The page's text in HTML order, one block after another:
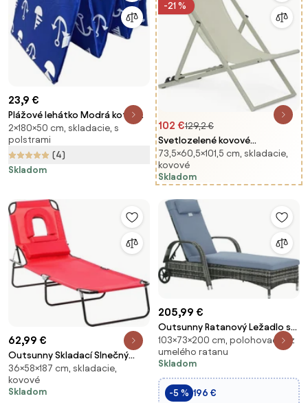
23,9 €
Plážové lehátko Modrá kotva
Tiahome
2×180×50 cm, skladacie, s
polstrami
(4)
Skladom
-21 %
102 €129,2 €
Svetlozelené kovové
polohovacie/skladacie
záhradné ležadlo Taylor –
Bizzotto
73,5×60,5×101,5 cm, skladacie,
kovové
Skladom
62,99 €
Outsunny Skladací Slnečný
Ležadlo Reclining 4 Polohy
Chaise Longue 3 Vankúše
Červené | Aosom
36×58×187 cm, skladacie,
kovové
Skladom
205,99 €
Outsunny Ratanový Ležadlo so
5-Polohovým Nastaviteľným
Opierkou, Vankúšom, Kolesami,
Podhlavníkom, Nosnosť 160 kg,
Záhradný Ležadlo, 200x73x30-
103cm,
103×73×200 cm, polohovacie, z
umelého ratanu
Skladom
-5 % 196 €